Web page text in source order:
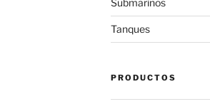
Submarinos
Tanques
PRODUCTOS